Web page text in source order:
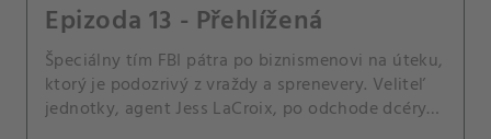
Epizoda 13 - Přehlížená
Špeciálny tím FBI pátra po biznismenovi na úteku,
ktorý je podozrivý z vraždy a sprenevery. Veliteľ
jednotky, agent Jess LaCroix, po odchode dcéry